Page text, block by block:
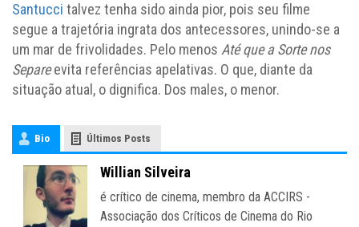
Santucci talvez tenha sido ainda pior, pois seu filme
segue a trajetória ingrata dos antecessores, unindo-se a
um mar de frivolidades. Pelo menos Até que a Sorte nos
Separeevita referências apelativas. O que, diante da
situação atual, o dignifica. Dos males, o menor.
Bio Últimos Posts
Willian Silveira
é crítico de cinema, membro da ACCIRS -
Associação dos Críticos de Cinema do Rio